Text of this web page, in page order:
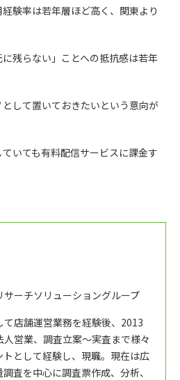
験率は若年層ほど高く、関東より
残らない」ことへの抵抗感は若年
して置いておきたいという意向が
いても有料配信サービスに課金す
ーチソリューショングループ
店舗運営業務を経験後、2013
営業、調査立案～実査まで様々
として経験し、現職。現在は広
査を中心に調査票作成、分析、